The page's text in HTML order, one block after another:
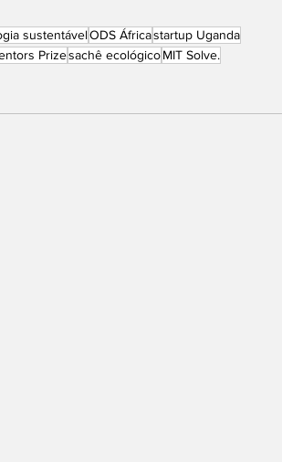
sustentávelODS Áfricastartup Uganda
Prizesachê ecológicoMIT Solve.